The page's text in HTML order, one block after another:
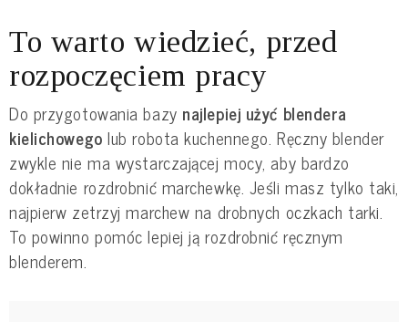
To warto wiedzieć, przed
rozpoczęciem pracy
Do przygotowania bazy najlepiej użyć blendera
kielichowego lub robota kuchennego. Ręczny blender
zwykle nie ma wystarczającej mocy, aby bardzo
dokładnie rozdrobnić marchewkę. Jeśli masz tylko taki,
najpierw zetrzyj marchew na drobnych oczkach tarki.
To powinno pomóc lepiej ją rozdrobnić ręcznym
blenderem.